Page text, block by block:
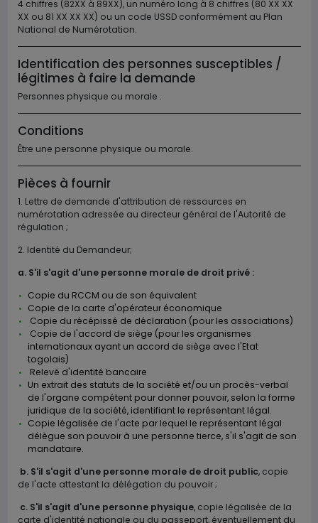
4 chiffres (82XX à 89XX), un numéro long à 8 chiffres (80 XX XX
XX ou 81 XX XX XX) ou un code USSD conformément au Plan
National de Numérotation.
Identification des personnes susceptibles /
légitimes à faire la demande
Personnes physique ou morale .
Conditions
Être une personne physique ou morale.
Pièces à fournir
1. Lettre de demande d'attribution de ressources en
numérotation adressée au directeur général de l'Autorité de
régulation ;
2. Identité du Demandeur;
a. S'il s'agit d'une personne morale de droit privé :
Copie du RCCM ou de son équivalent
Copie de la carte d'opérateur économique
Copie du récépissé de déclaration (pour les associations)
Copie de l'accord de siège (pour les organismes
internationaux ayant un accord de siège avec l'Etat
togolais)
Relevé d'identité bancaire
Un extrait des statuts de la société et/ou un procès-verbal
de l'organe compétent pour donner pouvoir, selon la forme
juridique de la société, identifiant le représentant légal.
Copie légalisée de l'acte par lequel le représentant légal
délègue son pouvoir à une personne tierce, s'il s'agit de son
mandataire.
b. S'il s'agit d'une personne morale de droit public, copie
de l'acte attestant la délégation du pouvoir ;
c. S'il s'agit d'une personne physique, copie légalisée de la
carte d'identité nationale ou du passeport, éventuellement du